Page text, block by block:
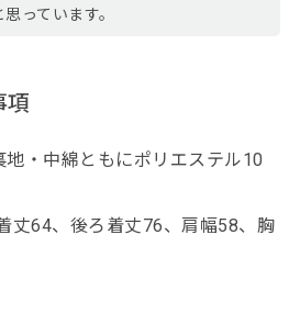
っています。
項
・中綿ともにポリエステル10
丈64、後ろ着丈76、肩幅58、胸